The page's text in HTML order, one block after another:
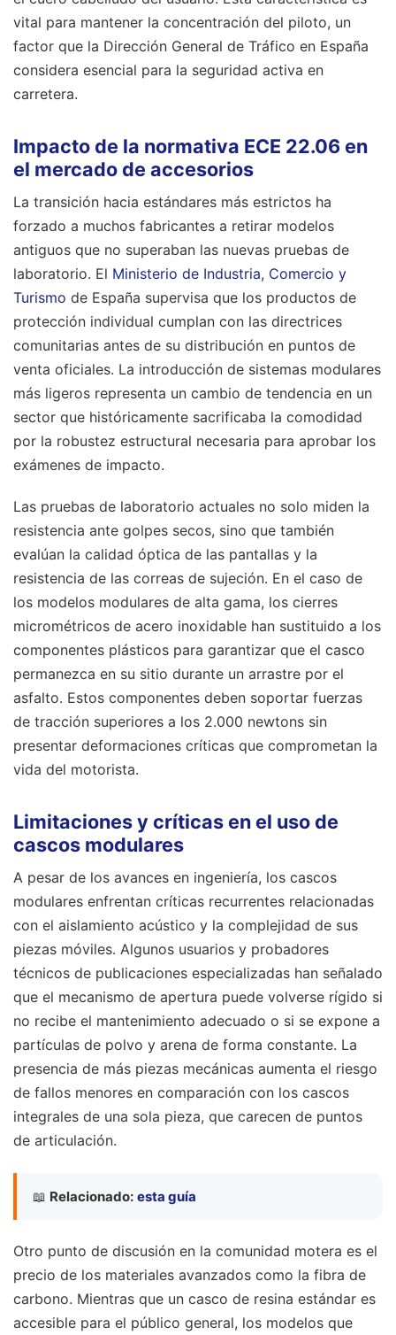
vital para mantener la concentración del piloto, un
factor que la Dirección General de Tráfico en España
considera esencial para la seguridad activa en
carretera.
Impacto de la normativa ECE 22.06 en
el mercado de accesorios
La transición hacia estándares más estrictos ha
forzado a muchos fabricantes a retirar modelos
antiguos que no superaban las nuevas pruebas de
laboratorio. El Ministerio de Industria, Comercio y
Turismo de España supervisa que los productos de
protección individual cumplan con las directrices
comunitarias antes de su distribución en puntos de
venta oficiales. La introducción de sistemas modulares
más ligeros representa un cambio de tendencia en un
sector que históricamente sacrificaba la comodidad
por la robustez estructural necesaria para aprobar los
exámenes de impacto.
Las pruebas de laboratorio actuales no solo miden la
resistencia ante golpes secos, sino que también
evalúan la calidad óptica de las pantallas y la
resistencia de las correas de sujeción. En el caso de
los modelos modulares de alta gama, los cierres
micrométricos de acero inoxidable han sustituido a los
componentes plásticos para garantizar que el casco
permanezca en su sitio durante un arrastre por el
asfalto. Estos componentes deben soportar fuerzas
de tracción superiores a los 2.000 newtons sin
presentar deformaciones críticas que comprometan la
vida del motorista.
Limitaciones y críticas en el uso de
cascos modulares
A pesar de los avances en ingeniería, los cascos
modulares enfrentan críticas recurrentes relacionadas
con el aislamiento acústico y la complejidad de sus
piezas móviles. Algunos usuarios y probadores
técnicos de publicaciones especializadas han señalado
que el mecanismo de apertura puede volverse rígido si
no recibe el mantenimiento adecuado o si se expone a
partículas de polvo y arena de forma constante. La
presencia de más piezas mecánicas aumenta el riesgo
de fallos menores en comparación con los cascos
integrales de una sola pieza, que carecen de puntos
de articulación.
📖 Relacionado: esta guía
Otro punto de discusión en la comunidad motera es el
precio de los materiales avanzados como la fibra de
carbono. Mientras que un casco de resina estándar es
accesible para el público general, los modelos que